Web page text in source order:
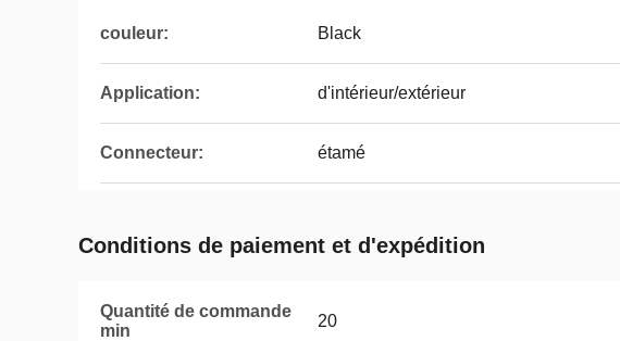
couleur: Black
Application: d'intérieur/extérieur
Connecteur: étamé
Conditions de paiement et d'expédition
Quantité de commande
min
20